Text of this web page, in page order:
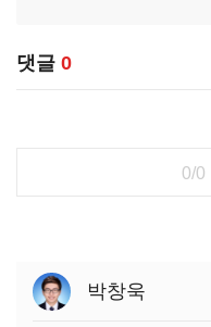
댓글 0
0/0
박창욱